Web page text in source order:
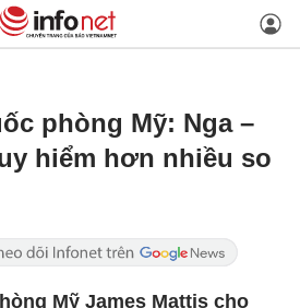
phòng Mỹ: Nga –
hiểm hơn nhiều so
Mỹ James Mattis cho